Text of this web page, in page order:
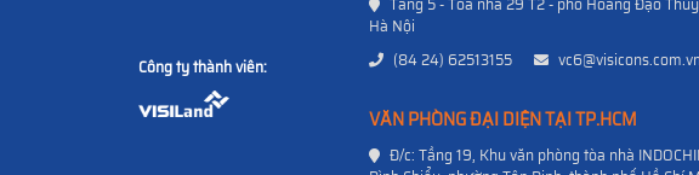
Công ty thành viên:
Hà Nội
(84 24) 62513155
VĂN PHÒNG ĐẠI DIỆN TẠI TP.HCM
Đ/c: Tầng 19, Khu văn phòng tòa nhà